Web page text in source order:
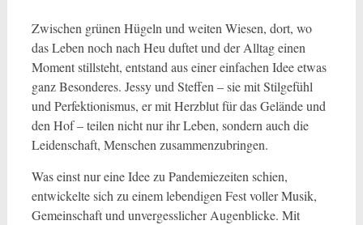
Zwischen grünen Hügeln und weiten Wiesen, dort, wo
das Leben noch nach Heu duftet und der Alltag einen
Moment stillsteht, entstand aus einer einfachen Idee etwas
ganz Besonderes. Jessy und Steffen – sie mit Stilgefühl
und Perfektionismus, er mit Herzblut für das Gelände und
den Hof – teilen nicht nur ihr Leben, sondern auch die
Leidenschaft, Menschen zusammenzubringen.
Was einst nur eine Idee zu Pandemiezeiten schien,
entwickelte sich zu einem lebendigen Fest voller Musik,
Gemeinschaft und unvergesslicher Augenblicke. Mit